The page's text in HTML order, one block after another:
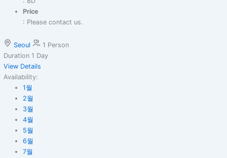
Price
: Please contact us.
Seoul
1 Person
Duration 1 Day
View Details
Availability:
1월
2월
3월
4월
5월
6월
7월